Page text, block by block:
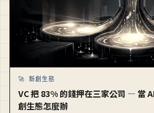
🚀 新創生態
VC 把 83% 的錢押在三家公司 — 當
創生態怎麼辦